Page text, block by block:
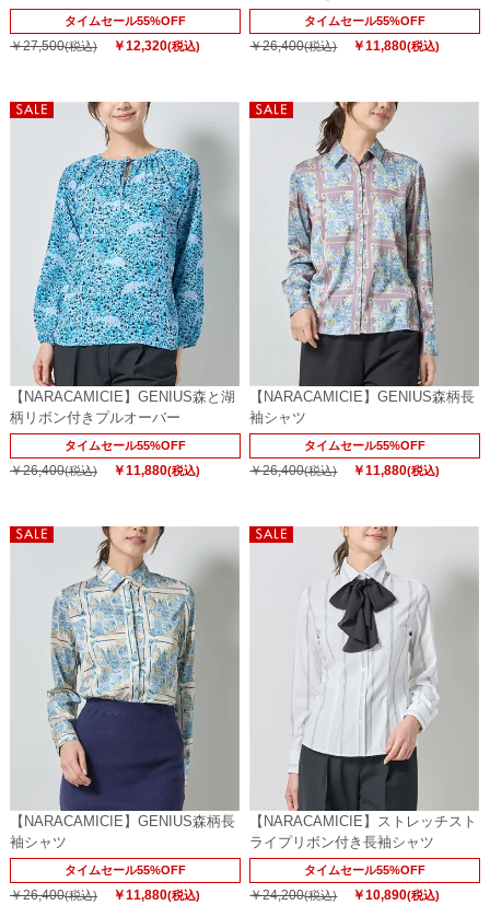
タイムセール55%OFF
￥27,500(税込) ￥12,320(税込)
タイムセール55%OFF
￥26,400(税込) ￥11,880(税込)
【NARACAMICIE】GENIUS森と湖
柄リボン付きプルオーバー
タイムセール55%OFF
￥26,400(税込) ￥11,880(税込)
【NARACAMICIE】GENIUS森柄長
袖シャツ
タイムセール55%OFF
￥26,400(税込) ￥11,880(税込)
【NARACAMICIE】GENIUS森柄長
袖シャツ
タイムセール55%OFF
￥26,400(税込) ￥11,880(税込)
【NARACAMICIE】ストレッチスト
ライプリボン付き長袖シャツ
タイムセール55%OFF
￥24,200(税込) ￥10,890(税込)